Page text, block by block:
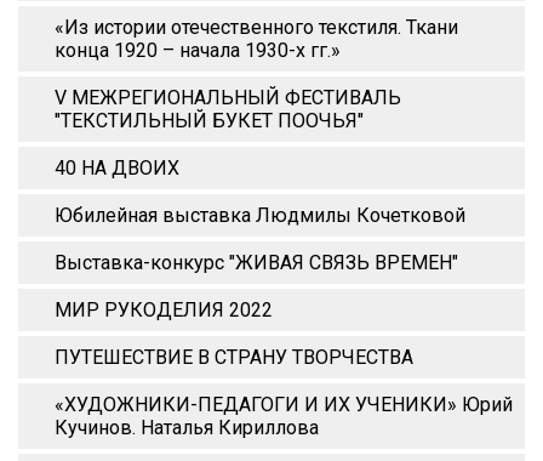
«Из истории отечественного текстиля. Ткани
конца 1920 – начала 1930-х гг.»
V МЕЖРЕГИОНАЛЬНЫЙ ФЕСТИВАЛЬ
"ТЕКСТИЛЬНЫЙ БУКЕТ ПООЧЬЯ"
40 НА ДВОИХ
Юбилейная выставка Людмилы Кочетковой
Выставка-конкурс "ЖИВАЯ СВЯЗЬ ВРЕМЕН"
МИР РУКОДЕЛИЯ 2022
ПУТЕШЕСТВИЕ В СТРАНУ ТВОРЧЕСТВА
«ХУДОЖНИКИ-ПЕДАГОГИ И ИХ УЧЕНИКИ» Юрий
Кучинов. Наталья Кириллова